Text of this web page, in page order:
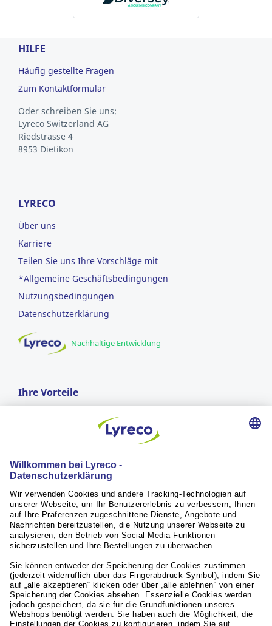
HILFE
Häufig gestellte Fragen
Zum Kontaktformular
Oder schreiben Sie uns:
Lyreco Switzerland AG
Riedstrasse 4
8953 Dietikon
LYRECO
Über uns
Karriere
Teilen Sie uns Ihre Vorschläge mit
*Allgemeine Geschäftsbedingungen
Nutzungsbedingungen
Datenschutzerklärung
Nachhaltige Entwicklung
Ihre Vorteile
GRATIS LIEFERUNG
ab einem Bestellwert von CHF 50.-
Lieferung am nächsten Arbeitstag*
RÜCKGABERECHT
innerhalb von 30 Tagen
Weiterführende Links
Servicequalität
Aktuelles / Presse
Unsere Partner